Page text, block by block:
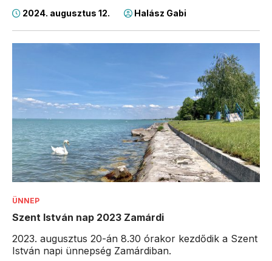
2024. augusztus 12. Halász Gabi
ÜNNEP
Szent István nap 2023 Zamárdi
2023. augusztus 20-án 8.30 órakor kezdődik a Szent
István napi ünnepség Zamárdiban.